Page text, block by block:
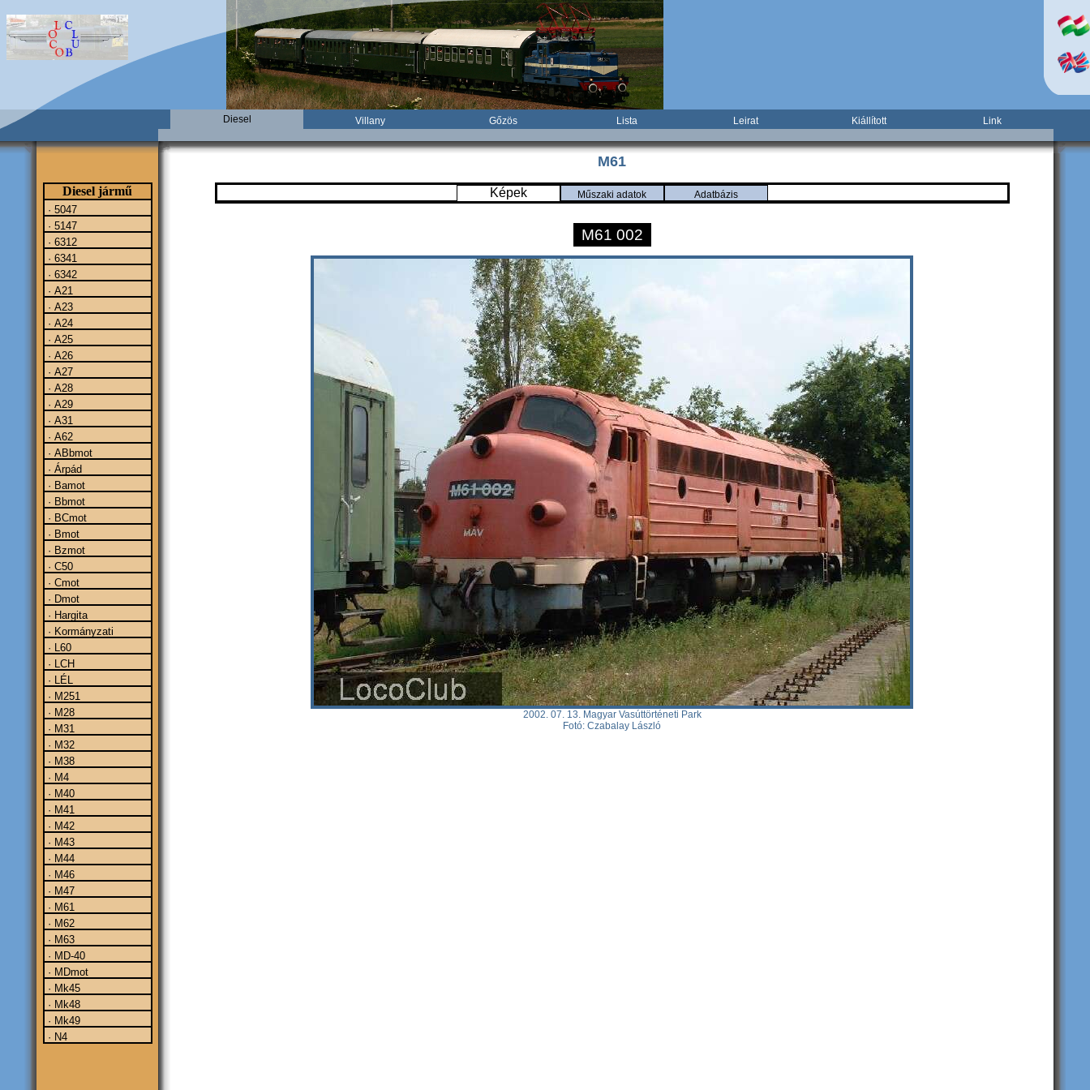
Diesel Villany Gőzös Lista Leirat Kiállított Link
Diesel jármű
· 5047
· 5147
· 6312
· 6341
· 6342
· A21
· A23
· A24
· A25
· A26
· A27
· A28
· A29
· A31
· A62
· ABbmot
· Árpád
· Bamot
· Bbmot
· BCmot
· Bmot
· Bzmot
· C50
· Cmot
· Dmot
· Hargita
· Kormányzati
· L60
· LCH
· LÉL
· M251
· M28
· M31
· M32
· M38
· M4
· M40
· M41
· M42
· M43
· M44
· M46
· M47
· M61
· M62
· M63
· MD-40
· MDmot
· Mk45
· Mk48
· Mk49
· N4
M61
Képek Műszaki adatok Adatbázis
M61 002
2002. 07. 13. Magyar Vasúttörténeti Park
Fotó: Czabalay László